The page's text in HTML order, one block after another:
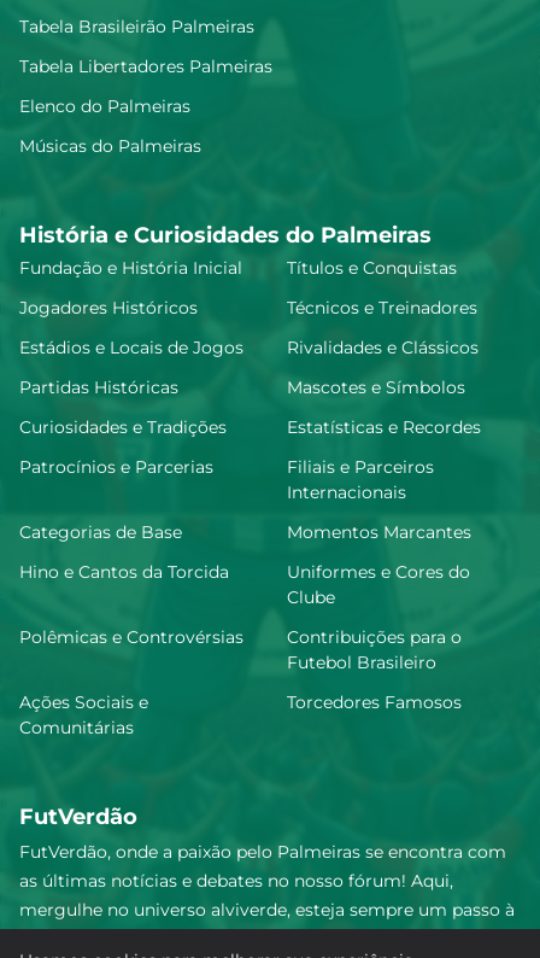
Tabela Brasileirão Palmeiras
Tabela Libertadores Palmeiras
Elenco do Palmeiras
Músicas do Palmeiras
História e Curiosidades do Palmeiras
Fundação e História Inicial
Títulos e Conquistas
Jogadores Históricos
Técnicos e Treinadores
Estádios e Locais de Jogos
Rivalidades e Clássicos
Partidas Históricas
Mascotes e Símbolos
Curiosidades e Tradições
Estatísticas e Recordes
Patrocínios e Parcerias
Filiais e Parceiros
Internacionais
Categorias de Base
Momentos Marcantes
Hino e Cantos da Torcida
Uniformes e Cores do
Clube
Polêmicas e Controvérsias
Contribuições para o
Futebol Brasileiro
Ações Sociais e
Comunitárias
Torcedores Famosos
FutVerdão
FutVerdão, onde a paixão pelo Palmeiras se encontra com
as últimas notícias e debates no nosso fórum! Aqui,
mergulhe no universo alviverde, esteja sempre um passo à